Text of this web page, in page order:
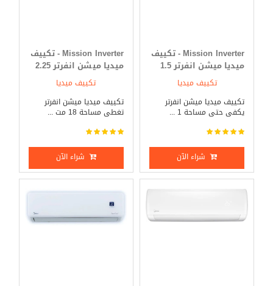
Mission Inverter - تكييف
ميديا ميشن انفرتر 1.5
حصان بارد _ ساخن
تكييف ميديا
تكييف ميديا ميشن انفرتر
يكفى حتى مساحة 1 ...
شراء الآن
Mission Inverter - تكييف
ميديا ميشن انفرتر 2.25
حصان بارد _ ساخن
تكييف ميديا
تكييف ميديا ميشن انفرتر
تغطى مساحة 18 مت ...
شراء الآن